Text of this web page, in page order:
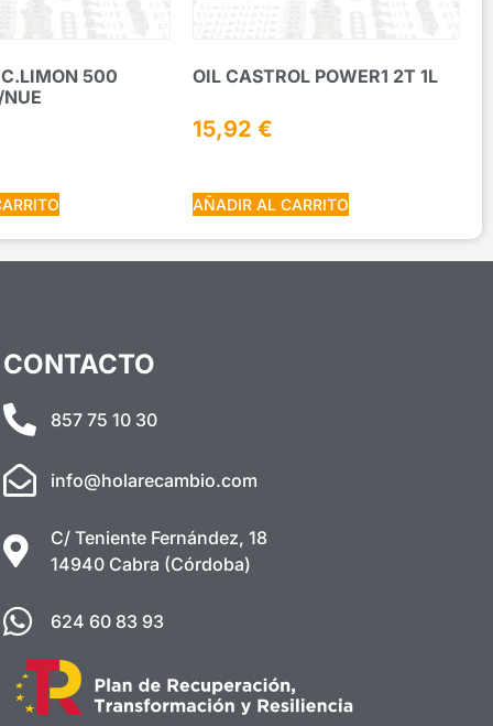
500
OIL CASTROL POWER1 2T 1L
15,92€
AÑADIR AL CARRITO
CONTACTO
857 75 10 30
info@holarecambio.com
C/ Teniente Fernández, 18
14940 Cabra (Córdoba)
624 60 83 93